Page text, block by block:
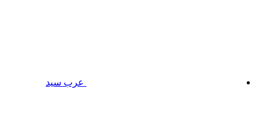
عرب سيد